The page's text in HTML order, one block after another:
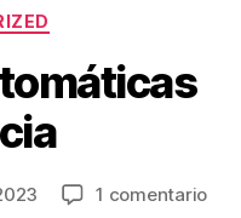
1 comentarioen